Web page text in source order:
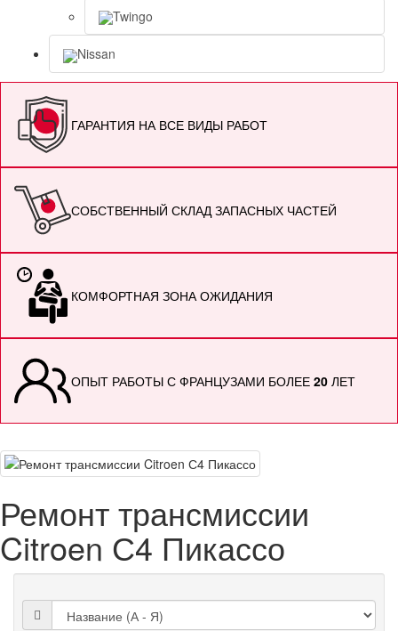
Twingo
Nissan
ГАРАНТИЯ НА ВСЕ ВИДЫ РАБОТ
СОБСТВЕННЫЙ СКЛАД ЗАПАСНЫХ ЧАСТЕЙ
КОМФОРТНАЯ ЗОНА ОЖИДАНИЯ
ОПЫТ РАБОТЫ С ФРАНЦУЗАМИ БОЛЕЕ 20 ЛЕТ
Ремонт трансмиссии
Citroen С4 Пикассо